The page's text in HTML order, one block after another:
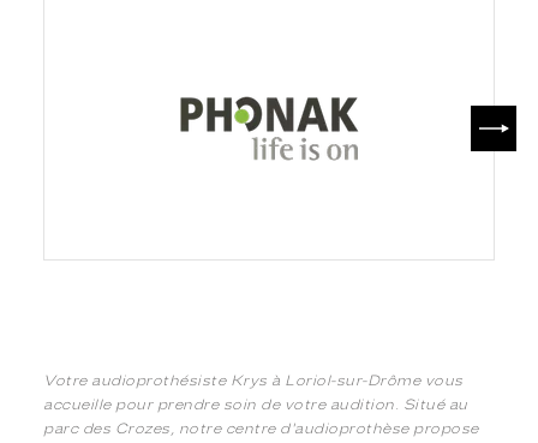
Votre audioprothésiste Krys à Loriol-sur-Drôme vous
accueille pour prendre soin de votre audition. Situé au
parc des Crozes, notre centre d'audioprothèse propose